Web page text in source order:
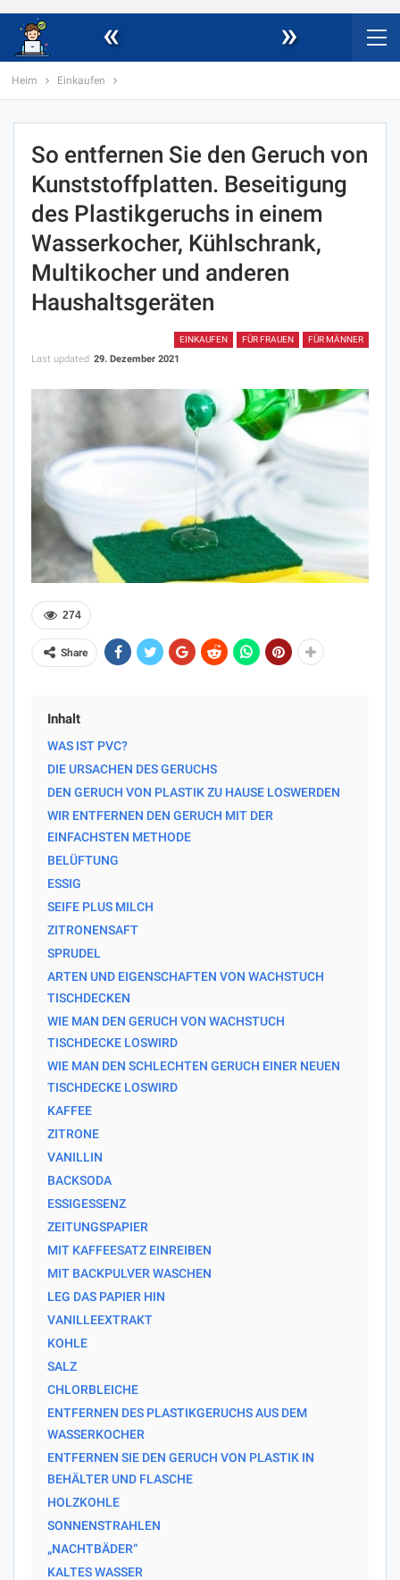
« »
Heim Einkaufen
So entfernen Sie den Geruch von
Kunststoffplatten. Beseitigung
des Plastikgeruchs in einem
Wasserkocher, Kühlschrank,
Multikocher und anderen
Haushaltsgeräten
EINKAUFEN FÜR FRAUEN FÜR MÄNNER
Last updated 29. Dezember 2021
274
Share
Inhalt
WAS IST PVC?
DIE URSACHEN DES GERUCHS
DEN GERUCH VON PLASTIK ZU HAUSE LOSWERDEN
WIR ENTFERNEN DEN GERUCH MIT DER
EINFACHSTEN METHODE
BELÜFTUNG
ESSIG
SEIFE PLUS MILCH
ZITRONENSAFT
SPRUDEL
ARTEN UND EIGENSCHAFTEN VON WACHSTUCH
TISCHDECKEN
WIE MAN DEN GERUCH VON WACHSTUCH
TISCHDECKE LOSWIRD
WIE MAN DEN SCHLECHTEN GERUCH EINER NEUEN
TISCHDECKE LOSWIRD
KAFFEE
ZITRONE
VANILLIN
BACKSODA
ESSIGESSENZ
ZEITUNGSPAPIER
MIT KAFFEESATZ EINREIBEN
MIT BACKPULVER WASCHEN
LEG DAS PAPIER HIN
VANILLEEXTRAKT
KOHLE
SALZ
CHLORBLEICHE
ENTFERNEN DES PLASTIKGERUCHS AUS DEM
WASSERKOCHER
ENTFERNEN SIE DEN GERUCH VON PLASTIK IN
BEHÄLTER UND FLASCHE
HOLZKOHLE
SONNENSTRAHLEN
„NACHTBÄDER“
KALTES WASSER